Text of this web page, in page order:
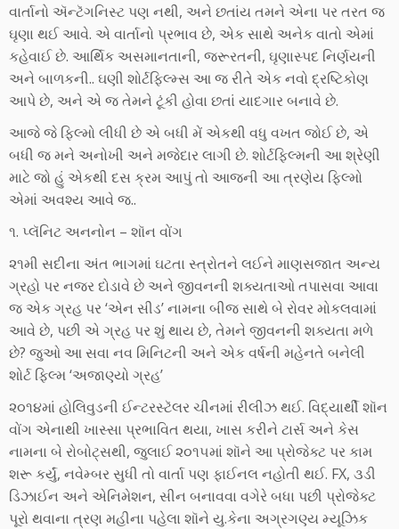
વાર્તાનો ઍન્ટૅગનિસ્ટ પણ નથી, અને છતાંય તમને એના પર તરત જ
ઘૃણા થઈ આવે. એ વાર્તાનો પ્રભાવ છે, એક સાથે અનેક વાતો એમાં
કહેવાઈ છે. આર્થિક અસમાનતાની, જરૂરતની, ઘૃણાસ્પદ નિર્ણયની
અને બાળકની.. ઘણી શોર્ટફિલ્મ્સ આ જ રીતે એક નવો દ્રષ્ટિકોણ
આપે છે, અને એ જ તેમને ટૂંકી હોવા છતાં યાદગાર બનાવે છે.
આજે જે ફિલ્મો લીધી છે એ બધી મેં એકથી વધુ વખત જોઈ છે, એ
બધી જ મને અનોખી અને મજેદાર લાગી છે. શોર્ટફિલ્મની આ શ્રેણી
માટે જો હું એકથી દસ ક્રમ આપું તો આજની આ ત્રણેય ફિલ્મો
એમાં અવશ્ય આવે જ..
૧. પ્લૅનિટ અનનોન – શૉન વોંગ
૨૧મી સદીના અંત ભાગમાં ઘટતા સ્ત્રોતને લઈને માણસજાત અન્ય
ગ્રહો પર નજર દોડાવે છે અને જીવનની શક્યતાઓ તપાસવા આવા
જ એક ગ્રહ પર ‘એન સીડ’ નામના બીજ સાથે બે રોવર મોકલવામાં
આવે છે, પછી એ ગ્રહ પર શું થાય છે, તેમને જીવનની શક્યતા મળે
છે? જુઓ આ સવા નવ મિનિટની અને એક વર્ષની મહેનતે બનેલી
શોર્ટ ફિલ્મ ‘અજાણ્યો ગ્રહ’
૨૦૧૪માં હોલિવુડની ઈન્ટરસ્ટૅલર ચીનમાં રીલીઝ થઈ. વિદ્યાર્થી શૉન
વોંગ એનાથી ખાસ્સા પ્રભાવિત થયા, ખાસ કરીને ટાર્સ અને કેસ
નામના બે રોબોટ્સથી, જુલાઈ ૨૦૧૫માં શૉને આ પ્રોજેક્ટ પર કામ
શરૂ કર્યું, નવેમ્બર સુધી તો વાર્તા પણ ફાઈનલ નહોતી થઈ. FX, ૩ડી
ડિઝાઈન અને એનિમેશન, સીન બનાવવા વગેરે બધા પછી પ્રોજેક્ટ
પૂરો થવાના ત્રણ મહીના પહેલા શૉને યુ.કેના અગ્રગણ્ય મ્યૂઝિક